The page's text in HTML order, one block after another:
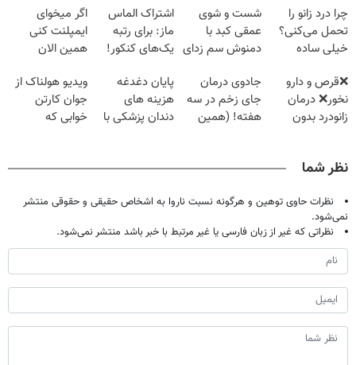
چرا درد زانو را
تحمل می‌کنی؟
خیلی ساده
کن
شست و شوی
عمقی کبد با
دمنوش سم زدای
اشتراک الماس
ماز: برای رتبه
یک‌های کنکور!
اگر میخوای
ایمپلنت کنی
همین الان
۲۵ میلیون
تومان!!!
❌قرص‌ و دارو
نخور❌ درمان
زانودرد بدون
جادوی درمان
جای زخم در سه
هفته! (همین
پایان دغدغه
هزینه های
دندان پزشکی با
ویدیو هولناک از
جوان کارتن
خوابی که
نظر شما
نظرات حاوی توهین و هرگونه نسبت ناروا به اشخاص حقیقی و حقوقی منتشر
نمی‌شود.
نظراتی که غیر از زبان فارسی یا غیر مرتبط با خبر باشد منتشر نمی‌شود.